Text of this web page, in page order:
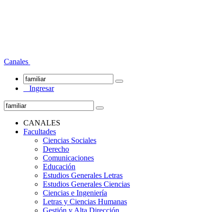
Canales
Ingresar
CANALES
Facultades
Ciencias Sociales
Derecho
Comunicaciones
Educación
Estudios Generales Letras
Estudios Generales Ciencias
Ciencias e Ingeniería
Letras y Ciencias Humanas
Gestión y Alta Dirección